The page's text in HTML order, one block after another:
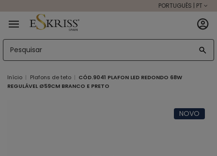
PORTUGUÊS | PT
Início Plafons de teto
CÓD.9041 PLAFON LED REDONDO 68W
REGULÁVEL Ø59CM BRANCO E PRETO
NOVO